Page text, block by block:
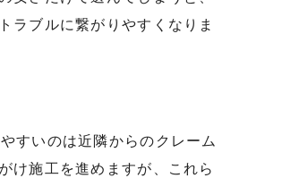
ラブルに繋がりやすくなりま
すいのは近隣からのクレーム
け施工を進めますが、これら